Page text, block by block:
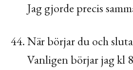
Jag gjorde precis
När börjar du och
Vanligen börjar jag kl